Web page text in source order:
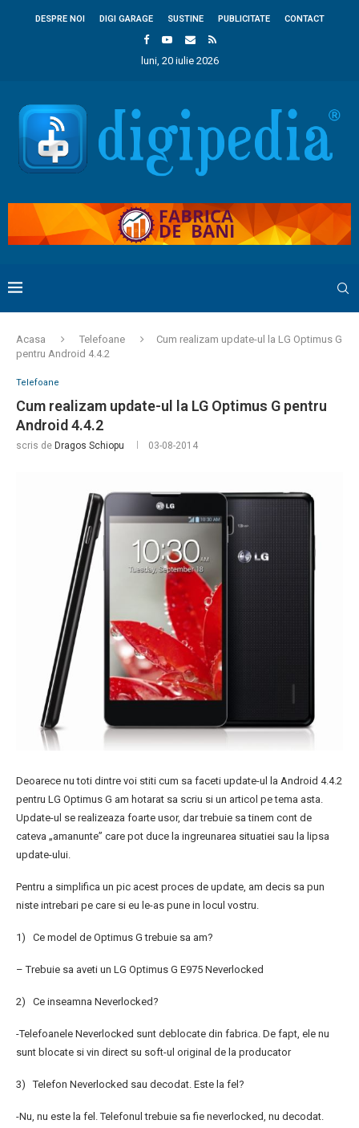
DESPRE NOI DIGI GARAGE SUSTINE PUBLICITATE CONTACT
luni, 20 iulie 2026
Acasa Telefoane
Cum realizam update-ul la LG Optimus G
pentru Android 4.4.2
Telefoane
Cum realizam update-ul la LG Optimus G pentru
Android 4.4.2
scris de Dragos Schiopu 03-08-2014
Deoarece nu toti dintre voi stiti cum sa faceti update-ul la Android 4.4.2
pentru LG Optimus G am hotarat sa scriu si un articol pe tema asta.
Update-ul se realizeaza foarte usor, dar trebuie sa tinem cont de
cateva „amanunte” care pot duce la ingreunarea situatiei sau la lipsa
update-ului.
Pentru a simplifica un pic acest proces de update, am decis sa pun
niste intrebari pe care si eu le-as pune in locul vostru.
1) Ce model de Optimus G trebuie sa am?
– Trebuie sa aveti un LG Optimus G E975 Neverlocked
2) Ce inseamna Neverlocked?
-Telefoanele Neverlocked sunt deblocate din fabrica. De fapt, ele nu
sunt blocate si vin direct su soft-ul original de la producator
3) Telefon Neverlocked sau decodat. Este la fel?
-Nu, nu este la fel. Telefonul trebuie sa fie neverlocked, nu decodat.